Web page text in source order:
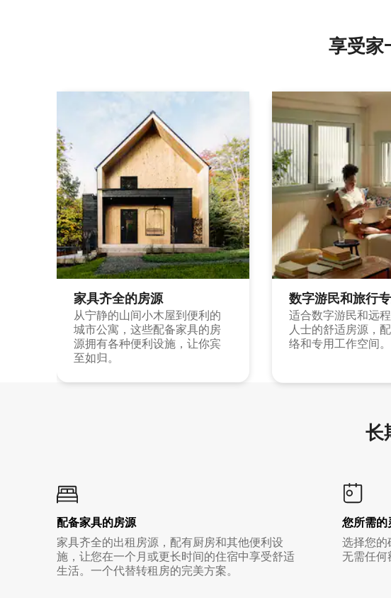
享受家
家具齐全的房源
从宁静的山间小木屋到便利的
城市公寓，这些配备家具的房
源拥有各种便利设施，让你宾
至如归。
数字游民和旅行
适合数字游民和远
人士的舒适房源，
络和专用工作空间。
长
配备家具的房源
家具齐全的出租房源，配有厨房和其他便利设
施，让您在一个月或更长时间的住宿中享受舒适
生活。一个代替转租房的完美方案。
您所需的
选择您的
无需任